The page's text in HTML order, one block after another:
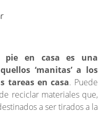
pie en casa es una
‘manitas’ a los
tareas en casa. Puede
reciclar materiales que,
a ser tirados a la